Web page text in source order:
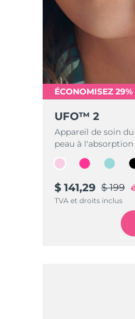
ÉCONOMISEZ 29%
UFO™ 2
Appareil de soin
peau à
$ 141,29 $ 199
TVA et droits inclus